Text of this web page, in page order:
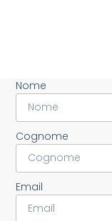
Nome
Cognome
Email